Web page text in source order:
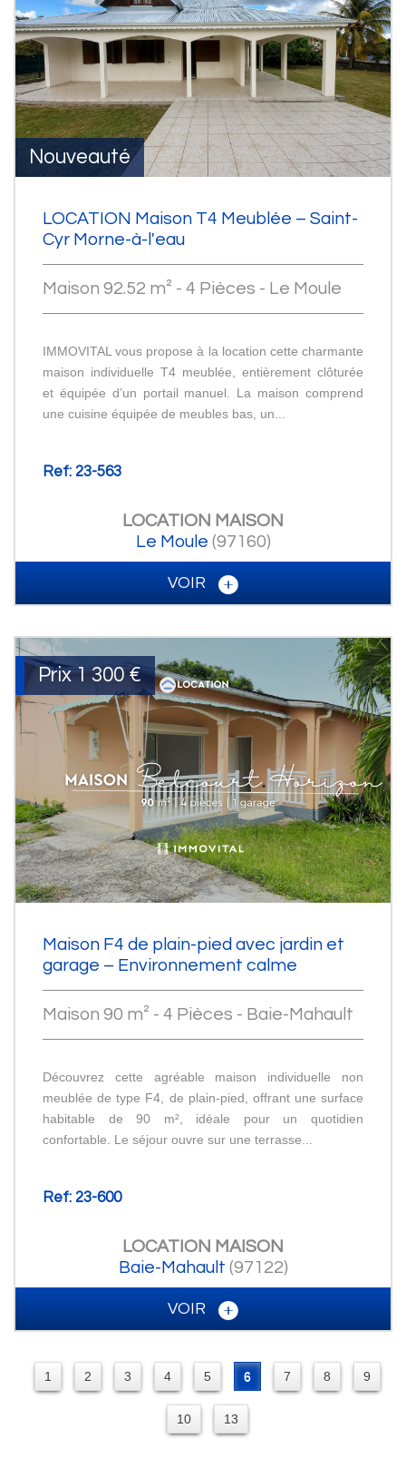
Nouveauté
LOCATION Maison T4 Meublée – Saint-
Cyr Morne-à-l'eau
Maison 92.52 m² - 4 Pièces - Le Moule
IMMOVITAL vous propose à la location cette charmante
maison individuelle T4 meublée, entièrement clôturée
et équipée d’un portail manuel. La maison comprend
une cuisine équipée de meubles bas, un...
Ref: 23-563
LOCATION MAISON
Le Moule (97160)
VOIR
Prix1 300 €
Maison F4 de plain-pied avec jardin et
garage – Environnement calme
Maison 90 m² - 4 Pièces - Baie-Mahault
Découvrez cette agréable maison individuelle non
meublée de type F4, de plain-pied, offrant une surface
habitable de 90 m², idéale pour un quotidien
confortable. Le séjour ouvre sur une terrasse...
Ref: 23-600
LOCATION MAISON
Baie-Mahault (97122)
VOIR
1 2 3 4 5 6 7 8 9
10 13